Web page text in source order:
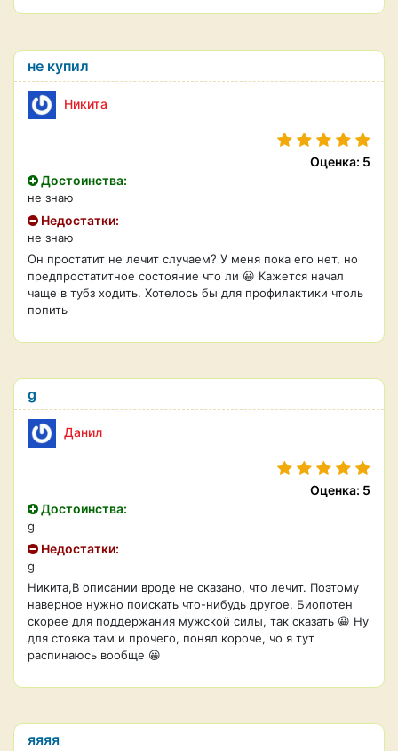
не купил
Никита
Оценка: 5
Достоинства:
не знаю
Недостатки:
не знаю
Он простатит не лечит случаем? У меня пока его нет, но
предпростатитное состояние что ли 😀 Кажется начал
чаще в тубз ходить. Хотелось бы для профилактики чтоль
попить
g
Данил
Оценка: 5
Достоинства:
g
Недостатки:
g
Никита,В описании вроде не сказано, что лечит. Поэтому
наверное нужно поискать что-нибудь другое. Биопотен
скорее для поддержания мужской силы, так сказать 😀 Ну
для стояка там и прочего, понял короче, чо я тут
распинаюсь вообще 😀
яяяя